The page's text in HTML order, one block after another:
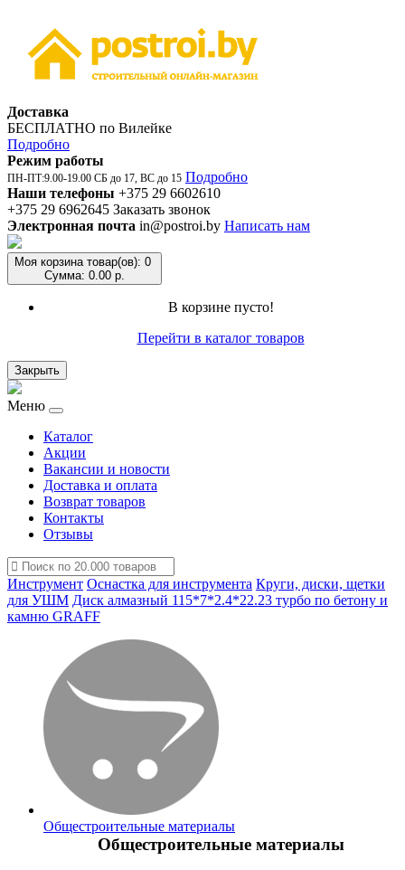
Доставка
БЕСПЛАТНО по Вилейке
Подробно
Режим работы
ПН-ПТ:9.00-19.00 СБ до 17, ВС до 15 Подробно
Наши телефоны +375 29 6602610
+375 29 6962645 Заказать звонок
Электронная почта in@postroi.by Написать нам
Моя корзина товар(ов): 0
Сумма: 0.00 р.
В корзине пусто!
Перейти в каталог товаров
Закрыть
Меню
Каталог
Акции
Вакансии и новости
Доставка и оплата
Возврат товаров
Контакты
Отзывы
Инструмент Оснастка для инструмента Круги, диски, щетки
для УШМ Диск алмазный 115*7*2.4*22.23 турбо по бетону и
камню GRAFF
Общестроительные материалы
Общестроительные материалы